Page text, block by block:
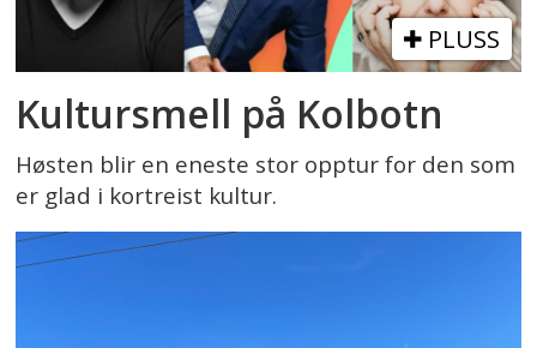
PLUSS
Kultursmell på Kolbotn
Høsten blir en eneste stor opptur for den som
er glad i kortreist kultur.